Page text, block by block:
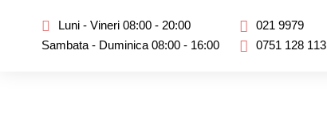
Luni - Vineri 08:00 - 20:00
Sambata - Duminica 08:00 - 16:00
021 9979
0751 128 113